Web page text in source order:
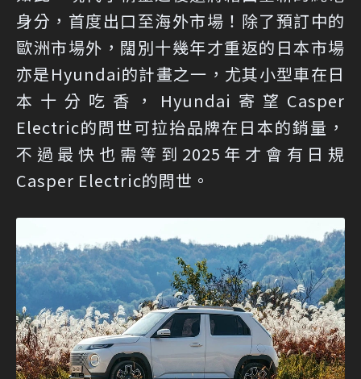
身分，首度出口至海外市場！除了預訂中的
歐洲市場外，闊別十幾年才重返的日本市場
亦是Hyundai的計畫之一，尤其小型車在日
本十分吃香，Hyundai寄望Casper
Electric的問世可拉抬品牌在日本的銷量，
不過最快也需等到2025年才會有日規
Casper Electric的問世。